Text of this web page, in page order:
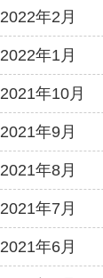
2022年2月
2022年1月
2021年10月
2021年9月
2021年8月
2021年7月
2021年6月